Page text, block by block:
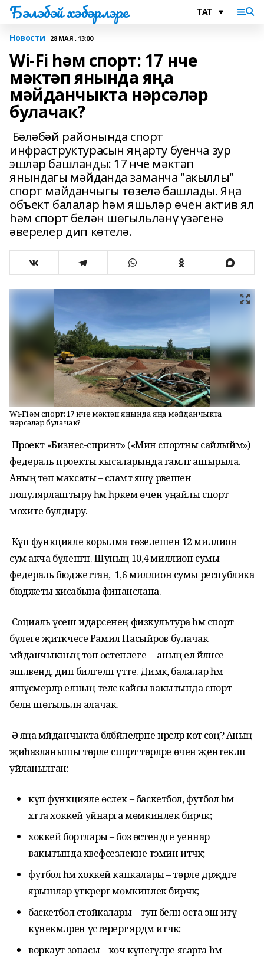
Бэлэбэй хэбэрлэре
Новости 28 МАЯ , 13:00
Wi-Fi һәм спорт: 17 нче
мәктәп янында яңа
мәйданчыкта нәрсәләр
булачак?
Бәләбәй районында спорт
инфраструктурасын яңарту буенча зур
эшләр башланды: 17 нче мәктәп
янындагы мәйданда заманча "акыллы"
спорт мәйданчыгы төзелә башлады. Яңа
объект балалар һәм яшьләр өчен актив ял
һәм спорт белән шөгыльләнү үзәгенә
әверелер дип көтелә.
Wi-Fi һәм спорт: 17 нче мәктәп янында яңа мәйданчыкта
нәрсәләр булачак?
Проект «Бизнес-спринт» («Мин спортны сайлыйм»)
федераль проекты кысаларында гамәлгә ашырыла.
Аның төп максаты – сәламәт яшәү рәвешен
популярлаштыру һәм һәркем өчен уңайлы спорт
мохите булдыру.
Күп функцияле корылма төзелешенә 12 миллион
сум акча бүленгән. Шуның 10,4 миллион сумы –
федераль бюджеттан, ә 1,6 миллион сумы республика
бюджеты хисабына финанслана.
Социаль үсеш идарәсенең физкультура һәм спорт
бүлеге җитәкчесе Рамил Насыйров булачак
мәйданчыкның төп өстенлеге – аның ел әйләнәсе
эшләвендә, дип билгеләп үтте. Димәк, балалар һәм
яшүсмерләр елның теләсә кайсы вакытында спорт
белән шөгыльләнә алачак.
Ә яңа мәйданчыкта бәләбәйлеләрне нәрсәләр көтә соң? Аның
җиһазланышы төрле спорт төрләре өчен җентекләп
уйланылган:
күп функцияле өслек – баскетбол, футбол һәм
хәтта хоккей уйнарга мөмкинлек бирәчәк;
хоккей бортлары – боз өстендәге уеннар
вакытында хәвефсезлекне тәэмин итәчәк;
футбол һәм хоккей капкалары – төрле дәрәҗәдәге
ярышлар үткәрергә мөмкинлек бирәчәк;
баскетбол стойкалары – туп белән оста эш итү
күнекмәләрен үстерергә ярдәм итәчәк;
воркаут зонасы – көч күнегүләре ясарга һәм